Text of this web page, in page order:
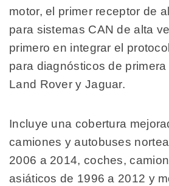
motor, el primer receptor de
para sistemas CAN de alta
primero en integrar el
para diagnósticos de
Land Rover y Jaguar.
Incluye una cobertura
camiones y autobuses
2006 a 2014, coches,
asiáticos de 1996 a 2012 y